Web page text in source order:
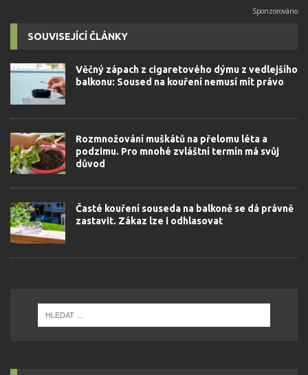
SOUVISEJÍCÍ ČLÁNKY
Věčný zápach z cigaretového dýmu z vedlejšího
balkonu: Soused na kouření nemusí mít právo
Rozmnožování muškátů na přelomu léta a
podzimu. Pro mnohé zvláštní termín má svůj
důvod
Časté kouření souseda na balkoně se dá právně
zastavit. Zákaz lze i odhlasovat